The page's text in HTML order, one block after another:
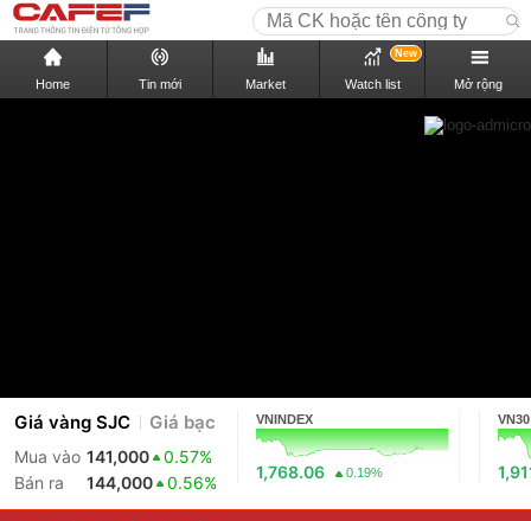
Home Tin mới Market Watch list
New
Mở rộng
Giá vàng SJC Giá bạc
Mua vào 141,000
0.57%
Bán ra
144,000 0.56%
VNINDEX
1,768.06 0.19%
VN30